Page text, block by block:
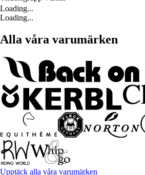
Loading...
Loading...
Alla våra varumärken
Upptäck alla våra varumärken